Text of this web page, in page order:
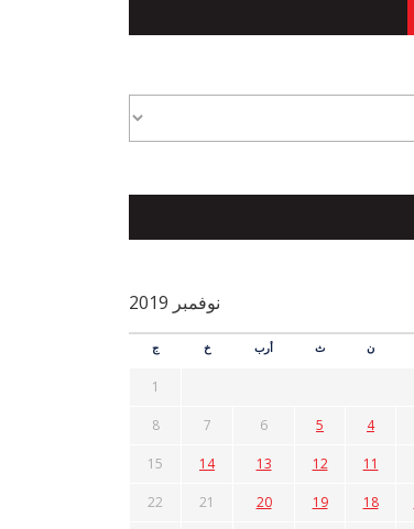
نوفمبر 2019
ن ث أرب خ ج
1
4
5
6
7
8
11
12
13
14
15
18
19
20
21
22